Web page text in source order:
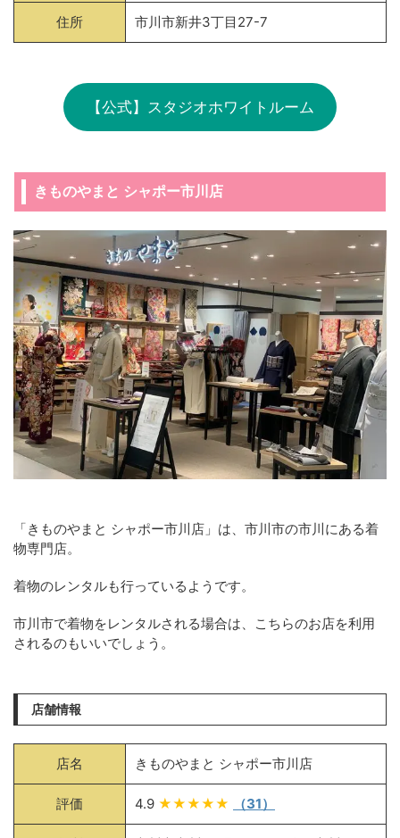
住所 市川市新井3丁目27-7
【公式】スタジオホワイトルーム
きものやまと シャポー市川店
「きものやまと シャポー市川店」は、市川市の市川にある着
物専門店。
着物のレンタルも行っているようです。
市川市で着物をレンタルされる場合は、こちらのお店を利用
されるのもいいでしょう。
店舗情報
店名 きものやまと シャポー市川店
評価 4.9 ★★★★★ （31）